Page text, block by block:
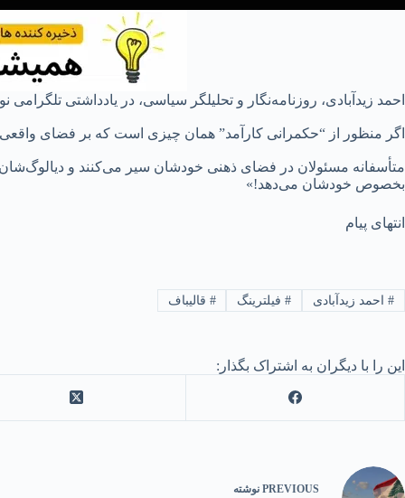
احمد زیدآبادی، روزنامه‌نگار و تحلیلگر سیاسی، در یادداشتی
اگر منظور از “حکمرانی کارآمد” همان چیزی است که بر فضای
متأسفانه مسئولان در فضای ذهنی خودشان سیر می‌کنند و
بخصوص خودشان می‌دهد!»
انتهای پیام
#احمد زیدآبادی #فیلترینگ # قالیباف
این را با دیگران به اشتراک بگذار:
PREVIOUS نوشته